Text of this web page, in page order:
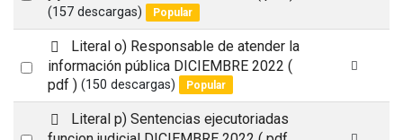
t
f
a
l
t
(157 descargas) Popular
Select
d
e
f
a
l
Literal o) Responsable de atender la
información pública DICIEMBRE 2022 (
pdf ) (150 descargas) Popular
d
e
Literal p) Sentencias ejecutoriadas